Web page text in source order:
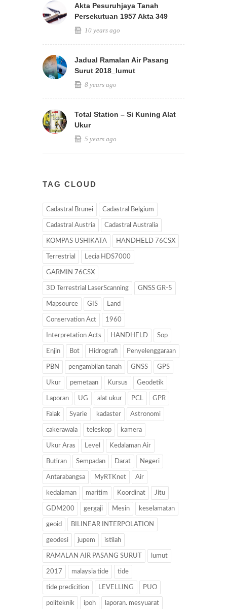
Akta Pesuruhjaya Tanah
Persekutuan 1957 Akta 349
10 years ago
Jadual Ramalan Air Pasang
Surut 2018_lumut
8 years ago
Total Station – Si Kuning Alat
Ukur
5 years ago
TAG CLOUD
Cadastral Brunei Cadastral Belgium
Cadastral Austria Cadastral Australia
KOMPAS USHIKATA HANDHELD 76CSX
Terrestrial Lecia HDS7000
GARMIN 76CSX
3D Terrestrial LaserScanning GNSS GR-5
Mapsource GIS Land
Conservation Act 1960
Interpretation Acts HANDHELD Sop
Enjin Bot Hidrografi Penyelenggaraan
PBN pengambilan tanah GNSS GPS
Ukur pemetaan Kursus Geodetik
Laporan UG alat ukur PCL GPR
Falak Syarie kadaster Astronomi
cakerawala teleskop kamera
Ukur Aras Level Kedalaman Air
Butiran Sempadan Darat Negeri
Antarabangsa MyRTKnet Air
kedalaman maritim Koordinat Jitu
GDM200 gergaji Mesin keselamatan
geoid BILINEAR INTERPOLATION
geodesi jupem istilah
RAMALAN AIR PASANG SURUT lumut
2017 malaysia tide tide
tide predicition LEVELLING PUO
politeknik ipoh laporan. mesyuarat